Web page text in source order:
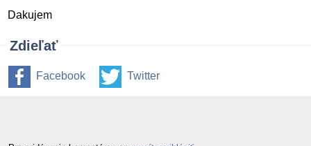
Dakujem
Zdieľať
Facebook Twitter